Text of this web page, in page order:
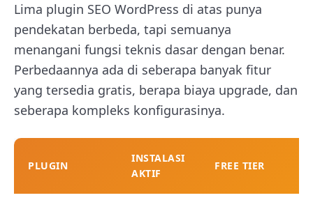
Lima plugin SEO WordPress di atas punya
pendekatan berbeda, tapi semuanya
menangani fungsi teknis dasar dengan benar.
Perbedaannya ada di seberapa banyak fitur
yang tersedia gratis, berapa biaya upgrade, dan
seberapa kompleks konfigurasinya.
PLUGIN
INSTALASI
AKTIF
FREE TIER